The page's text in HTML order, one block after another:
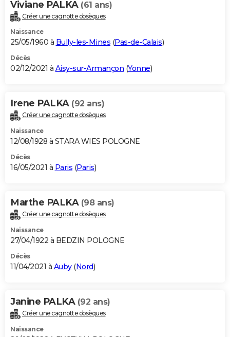
Viviane PALKA (61 ans)
Créer une cagnotte obsèques
Naissance
25/05/1960 à Bully-les-Mines (Pas-de-Calais)
Décès
02/12/2021 à Aisy-sur-Armançon (Yonne)
Irene PALKA (92 ans)
Créer une cagnotte obsèques
Naissance
12/08/1928 à STARA WIES POLOGNE
Décès
16/05/2021 à Paris (Paris)
Marthe PALKA (98 ans)
Créer une cagnotte obsèques
Naissance
27/04/1922 à BEDZIN POLOGNE
Décès
11/04/2021 à Auby(Nord)
Janine PALKA (92 ans)
Créer une cagnotte obsèques
Naissance